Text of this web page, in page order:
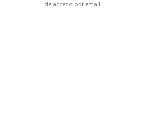
de acceso por email.